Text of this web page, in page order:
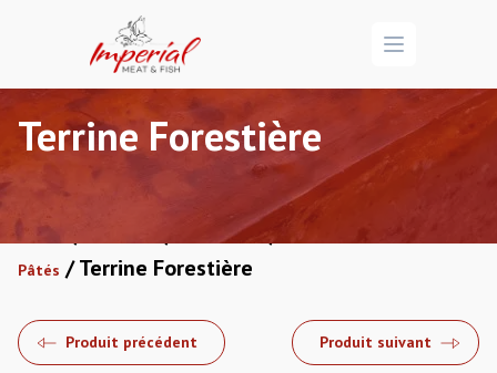
Open menu
Terrine Forestière
Accueil Charcuterie /
Pâtés / Terrine Forestière
Produit précédent Produit suivant